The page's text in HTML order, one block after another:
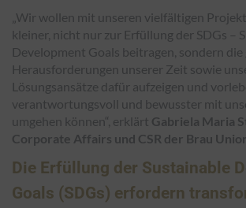
„Wir wollen mit unseren vielfältigen
kleiner, nicht nur zur Erfüllung der SDGs –
Development Goals beitragen, sondern
Herausforderungen unserer Zeit sowie
Lösungsansätze dafür aufzeigen und
verantwortungsvoll und bewusster mit
umgehen können“, erklärt Gabriela Maria
Corporate Affairs und CSR der Brau
Die Erfüllung der Sustainable
Goals (SDGs) erfordern